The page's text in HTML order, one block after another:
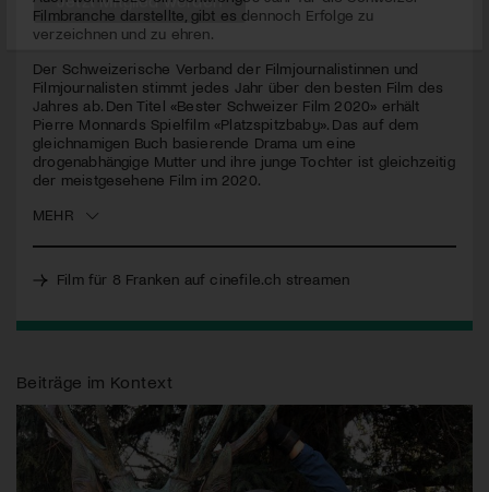
seconds
Filmbranche darstellte, gibt es dennoch Erfolge zu
verzeichnen und zu ehren.
Der Schweizerische Verband der Filmjournalistinnen und
Filmjournalisten stimmt jedes Jahr über den besten Film des
Jahres ab. Den Titel «Bester Schweizer Film 2020» erhält
Pierre Monnards Spielfilm «Platzspitzbaby». Das auf dem
gleichnamigen Buch basierende Drama um eine
drogenabhängige Mutter und ihre junge Tochter ist gleichzeitig
der meistgesehene Film im 2020.
MEHR
Film für 8 Franken auf cinefile.ch streamen
Beiträge im Kontext